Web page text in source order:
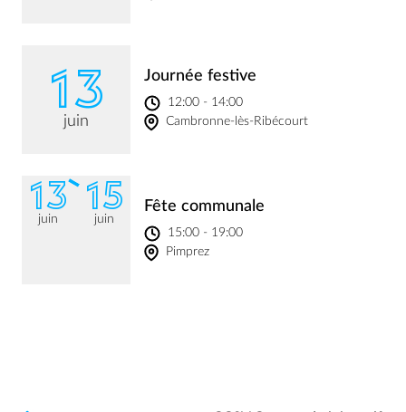
13
juin
Journée festive
12:00 - 14:00
Cambronne-lès-Ribécourt
13
juin
15
juin
Fête communale
15:00 - 19:00
Pimprez